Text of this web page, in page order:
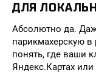
ДЛЯ
Абсолютно да.
парикмахерскую
понять, где ваши
Яндекс.Картах